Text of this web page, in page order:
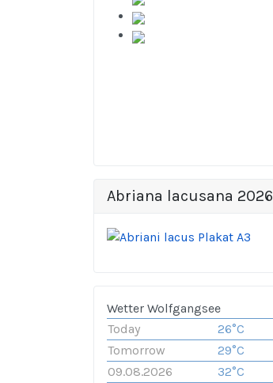
Abriana lacusana 2026
Wetter Wolfgangsee
Today
26°C
Tomorrow
29°C
09.08.2026
32°C